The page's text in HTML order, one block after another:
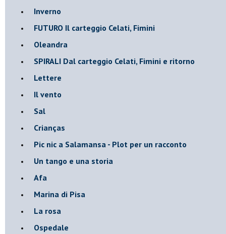
Inverno
FUTURO Il carteggio Celati, Fimini
Oleandra
SPIRALI Dal carteggio Celati, Fimini e ritorno
Lettere
Il vento
Sal
Crianças
Pic nic a Salamansa - Plot per un racconto
Un tango e una storia
Afa
Marina di Pisa
La rosa
Ospedale